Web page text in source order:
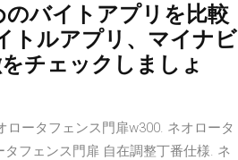
バイトアプリを比較
トルアプリ、マイナビ
チェックしましょ
ータフェンス門扉w300. ネオロータ
フェンス門扉 自在調整丁番仕様. ネ